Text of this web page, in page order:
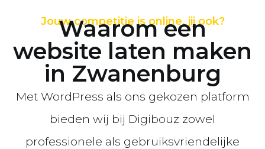
Jouw competitie is online, jij ook?
Waarom een
website laten maken
in Zwanenburg
Met WordPress als ons gekozen platform
bieden wij bij Digibouz zowel
professionele als gebruiksvriendelijke